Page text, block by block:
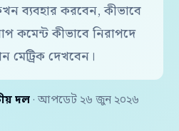
ব্যবহার করবেন, কীভাবে
কমেন্ট কীভাবে নিরাপদে
দেখবেন।
দল · আপডেট ২৬ জুন ২০২৬